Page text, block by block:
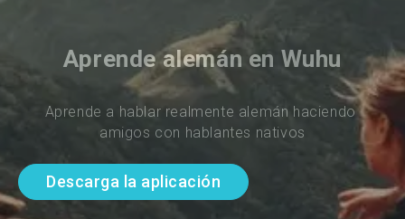
Aprende alemán en Wuhu
Aprende a hablar realmente alemán haciendo
amigos con hablantes nativos
Descarga la aplicación